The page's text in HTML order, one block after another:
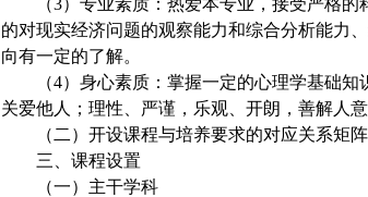
（3）专业素质：热爱本专业，接受严格
的对现实经济问题的观察能力和综合分析能力
向有一定的了解。
（4）身心素质：掌握一定的心理学基础知
关爱他人；理性、严谨，乐观、开朗，善解人意
（二）开设课程与培养要求的对应关系矩阵
三、课程设置
（一）主干学科